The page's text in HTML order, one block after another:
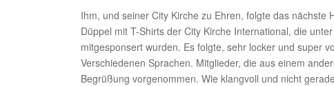
Ihm, und seiner City Kirche zu Ehren, folgte das
Düppel mit T-Shirts der City Kirche International, die
mitgesponsert wurden. Es folgte, sehr locker und super
Verschiedenen Sprachen. Mitglieder, die aus einem
Begrüßung vorgenommen. Wie klangvoll und nicht